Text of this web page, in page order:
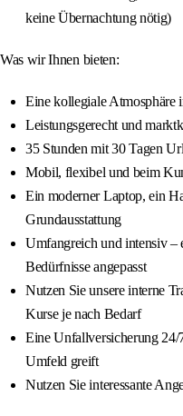
keine Übernachtung nötig)
Was wir Ihnen bieten:
Eine kollegiale Atmosphäre
Leistungsgerecht und
35 Stunden mit 30 Tagen
Mobil, flexibel und beim
Ein moderner Laptop, ein
Grundausstattung
Umfangreich und intensiv –
Bedürfnisse angepasst
Nutzen Sie unsere interne
Kurse je nach Bedarf
Eine Unfallversicherung
Umfeld greift
Nutzen Sie interessante